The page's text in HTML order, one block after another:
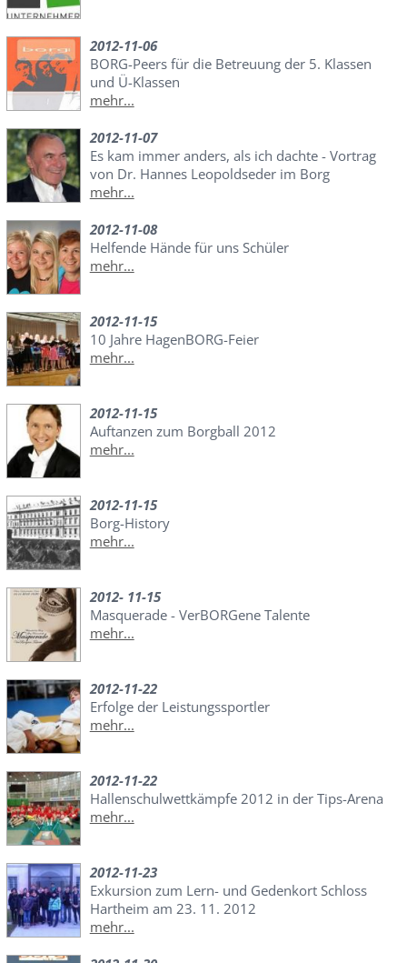
2012-11-06
BORG-Peers für die Betreuung der 5. Klassen
und Ü-Klassen
mehr...
2012-11-07
Es kam immer anders, als ich dachte - Vortrag
von Dr. Hannes Leopoldseder im Borg
mehr...
2012-11-08
Helfende Hände für uns Schüler
mehr...
2012-11-15
10 Jahre HagenBORG-Feier
mehr...
2012-11-15
Auftanzen zum Borgball 2012
mehr...
2012-11-15
Borg-History
mehr...
2012- 11-15
Masquerade - VerBORGene Talente
mehr...
2012-11-22
Erfolge der Leistungssportler
mehr...
2012-11-22
Hallenschulwettkämpfe 2012 in der Tips-Arena
mehr...
2012-11-23
Exkursion zum Lern- und Gedenkort Schloss
Hartheim am 23. 11. 2012
mehr...